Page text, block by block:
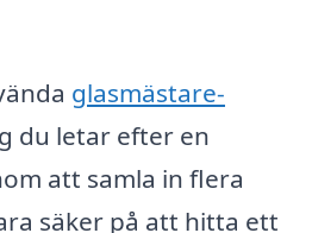
glasmästare-
du letar efter en
att samla in flera
säker på att hitta ett